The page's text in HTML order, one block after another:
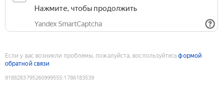
Нажмите, чтобы продолжить
Yandex SmartCaptcha
Если у вас возникли проблемы, пожалуйста, воспользуйтесьформой
обратной связи
9188283795260999555:1786183539